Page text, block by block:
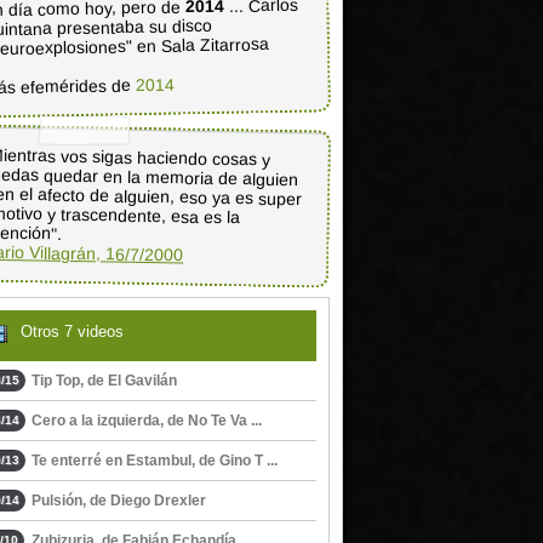
día como hoy, pero de 2014 ... Carlos
presentaba su disco
en Sala Zitarrosa
efemérides de 2014
vos sigas haciendo cosas y
quedar en la memoria de alguien
el afecto de alguien, eso ya es super
y trascendente, esa es la
Villagrán, 16/7/2000
Otros 7 videos
15 Tip Top, de El Gavilán
14 Cero a la izquierda, de No Te Va ...
13 Te enterré en Estambul, de Gino T ...
14 Pulsión, de Diego Drexler
10